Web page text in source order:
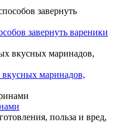
завернуть вареники
маринадов,